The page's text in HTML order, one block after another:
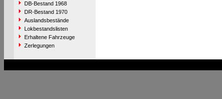
DB-Bestand 1968
DR-Bestand 1970
Auslandsbestände
Lokbestandslisten
Erhaltene Fahrzeuge
Zerlegungen